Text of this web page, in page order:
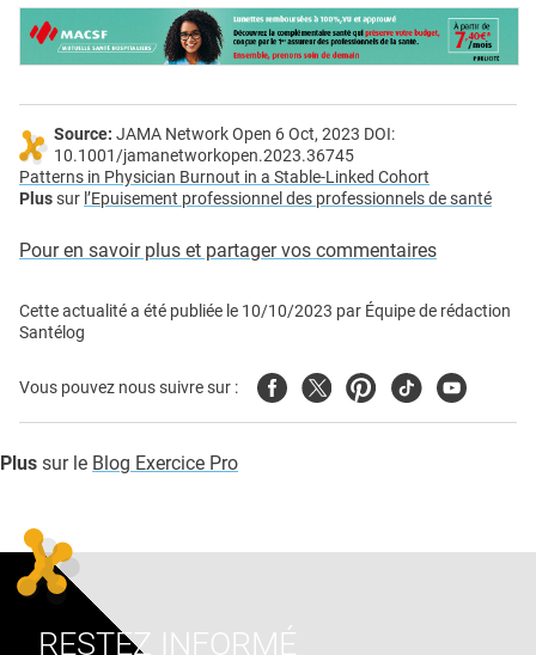
Source: JAMA Network Open 6 Oct, 2023 DOI:
10.1001/jamanetworkopen.2023.36745
Patterns in Physician Burnout in a Stable-Linked Cohort
Plussur l’Epuisement professionnel des professionnels de santé
Pour en savoir plus et partager vos commentaires
Cette actualité a été publiée le 10/10/2023 par Équipe de rédaction
Santélog
Vous pouvez nous suivre sur : FacebookTwitterPinterest
TiktokYoutube
Plus sur le Blog Exercice Pro
RESTEZ INFORMÉ